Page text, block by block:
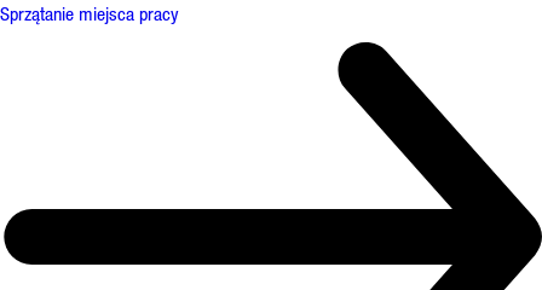
Sprzątanie miejsca pracy